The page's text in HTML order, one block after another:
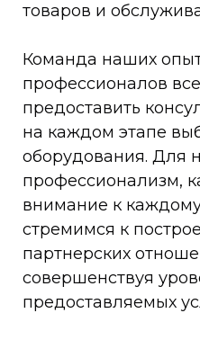
товаров и
Команда наших
профессионалов
предоставить
на каждом этапе
оборудования. Для
профессионализм,
внимание к
стремимся к
партнерских
совершенствуя
предоставляемых